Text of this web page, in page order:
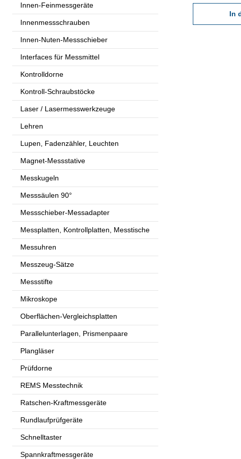
Innen-Feinmessgeräte
Innenmessschrauben
Innen-Nuten-Messschieber
Interfaces für Messmittel
Kontrolldorne
Kontroll-Schraubstöcke
Laser / Lasermesswerkzeuge
Lehren
Lupen, Fadenzähler, Leuchten
Magnet-Messstative
Messkugeln
Messsäulen 90°
Messschieber-Messadapter
Messplatten, Kontrollplatten, Messtische
Messuhren
Messzeug-Sätze
Messstifte
Mikroskope
Oberflächen-Vergleichsplatten
Parallelunterlagen, Prismenpaare
Plangläser
Prüfdorne
REMS Messtechnik
Ratschen-Kraftmessgeräte
Rundlaufprüfgeräte
Schnelltaster
Spannkraftmessgeräte
In